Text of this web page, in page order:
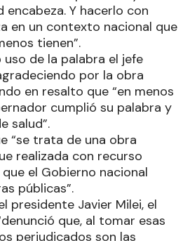
Y hacerlo con
en un contexto nacional que
tienen”.
uso de la palabra el jefe
por la obra
en resalto que “en menos
cumplió su palabra y
salud”.
“se trata de una obra
realizada con recurso
el Gobierno nacional
públicas”.
presidente Javier Milei, el
que, al tomar esas
perjudicados son las